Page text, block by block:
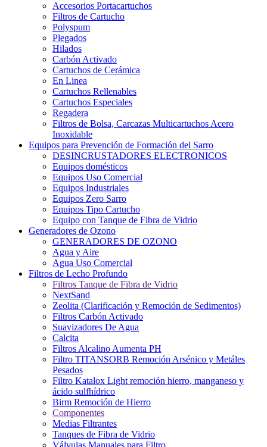
Accesorios Portacartuchos
Filtros de Cartucho
Polyspum
Plegados
Hilados
Carbón Activado
Cartuchos de Cerámica
En Linea
Cartuchos Rellenables
Cartuchos Especiales
Regadera
Filtros de Bolsa, Carcazas Multicartuchos Acero
Inoxidable
Equipos para Prevención de Formación del Sarro
DESINCRUSTADORES ELECTRONICOS
Equipos domésticos
Equipos Uso Comercial
Equipos Industriales
Equipos Zero Sarro
Equipos Tipo Cartucho
Equipo con Tanque de Fibra de Vidrio
Generadores de Ozono
GENERADORES DE OZONO
Agua y Aire
Agua Uso Comercial
Filtros de Lecho Profundo
Filtros Tanque de Fibra de Vidrio
NextSand
Zeolita (Clarificación y Remoción de Sedimentos)
Filtros Carbón Activado
Suavizadores De Agua
Calcita
Filtros Alcalino Aumenta PH
Filtro TITANSORB Remoción Arsénico y Metáles
Pesados
Filtro Katalox Light remoción hierro, manganeso y
ácido sulfhídrico
Birm Remoción de Hierro
Componentes
Medias Filtrantes
Tanques de Fibra de Vidrio
Válvulas Manuales para Filtro